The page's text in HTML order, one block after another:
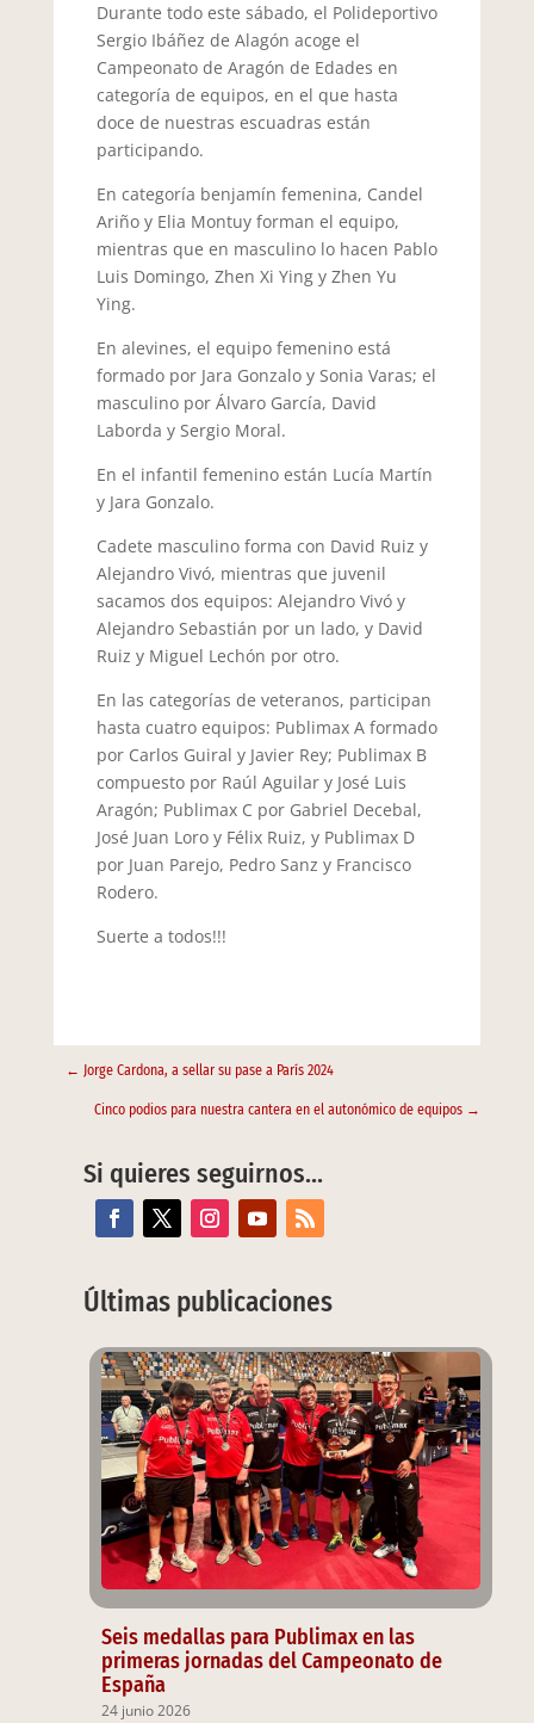
Durante todo este sábado, el Polideportivo
Sergio Ibáñez de Alagón acoge el
Campeonato de Aragón de Edades en
categoría de equipos, en el que hasta
doce de nuestras escuadras están
participando.
En categoría benjamín femenina, Candel
Ariño y Elia Montuy forman el equipo,
mientras que en masculino lo hacen Pablo
Luis Domingo, Zhen Xi Ying y Zhen Yu
Ying.
En alevines, el equipo femenino está
formado por Jara Gonzalo y Sonia Varas; el
masculino por Álvaro García, David
Laborda y Sergio Moral.
En el infantil femenino están Lucía Martín
y Jara Gonzalo.
Cadete masculino forma con David Ruiz y
Alejandro Vivó, mientras que juvenil
sacamos dos equipos: Alejandro Vivó y
Alejandro Sebastián por un lado, y David
Ruiz y Miguel Lechón por otro.
En las categorías de veteranos, participan
hasta cuatro equipos: Publimax A formado
por Carlos Guiral y Javier Rey; Publimax B
compuesto por Raúl Aguilar y José Luis
Aragón; Publimax C por Gabriel Decebal,
José Juan Loro y Félix Ruiz, y Publimax D
por Juan Parejo, Pedro Sanz y Francisco
Rodero.
Suerte a todos!!!
← Jorge Cardona, a sellar su pase a París 2024
Cinco podios para nuestra cantera en el autonómico de equipos →
Si quieres seguirnos…
Últimas publicaciones
Seis medallas para Publimax en las
primeras jornadas del Campeonato de
España
24 junio 2026